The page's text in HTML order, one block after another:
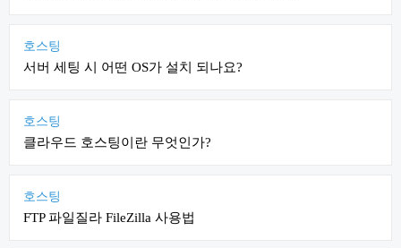
호스팅
서버 세팅 시 어떤 OS가 설치 되나요?
호스팅
클라우드 호스팅이란 무엇인가?
호스팅
FTP 파일질라 FileZilla 사용법